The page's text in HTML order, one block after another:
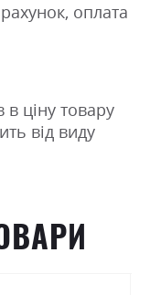
оплата
ціну товару
від виду